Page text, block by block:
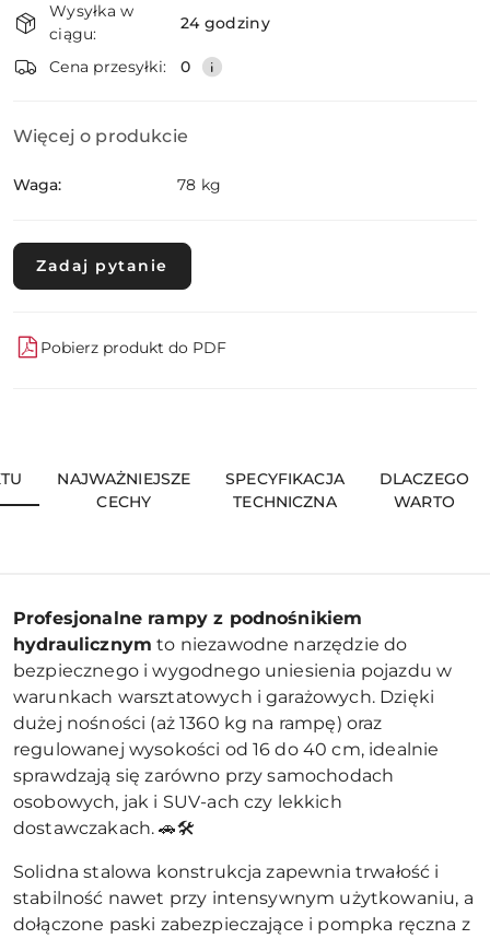
i
dostawa
Wysyłka w
ciągu:
24 godziny
Cena przesyłki: 0
Więcej o produkcie
Waga: 78 kg
Zadaj pytanie
Pobierz produkt do PDF
NAJWAŻNIEJSZE
CECHY
SPECYFIKACJA
TECHNICZNA
DLACZEGO
WARTO
Profesjonalne rampy z podnośnikiem
hydraulicznym to niezawodne narzędzie do
bezpiecznego i wygodnego uniesienia pojazdu w
warunkach warsztatowych i garażowych. Dzięki
dużej nośności (aż 1360 kg na rampę) oraz
regulowanej wysokości od 16 do 40 cm, idealnie
sprawdzają się zarówno przy samochodach
osobowych, jak i SUV-ach czy lekkich
dostawczakach. 🚗🛠️
Solidna stalowa konstrukcja zapewnia trwałość i
stabilność nawet przy intensywnym użytkowaniu, a
dołączone paski zabezpieczające i pompka ręczna z